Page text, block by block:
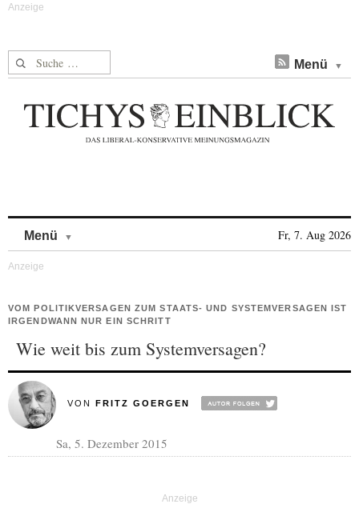
Suche nach: Menü
Menü Fr, 7. Aug 2026
VOM POLITIKVERSAGEN ZUM STAATS- UND SYSTEMVERSAGEN IST
IRGENDWANN NUR EIN SCHRITT
Wie weit bis zum Systemversagen?
VON FRITZ GOERGEN
Sa, 5. Dezember 2015